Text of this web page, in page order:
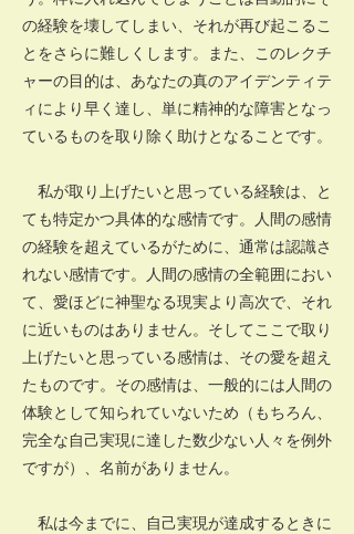
の経験を壊してしまい、それが再び起こるこ
とをさらに難しくします。また、このレクチ
ャーの目的は、あなたの真のアイデンティテ
ィにより早く達し、単に精神的な障害となっ
ているものを取り除く助けとなることです。
私が取り上げたいと思っている経験は、と
ても特定かつ具体的な感情です。人間の感情
の経験を超えているがために、通常は認識さ
れない感情です。人間の感情の全範囲におい
て、愛ほどに神聖なる現実より高次で、それ
に近いものはありません。そしてここで取り
上げたいと思っている感情は、その愛を超え
たものです。その感情は、一般的には人間の
体験として知られていないため（もちろん、
完全な自己実現に達した数少ない人々を例外
ですが）、名前がありません。
私は今までに、自己実現が達成するときに